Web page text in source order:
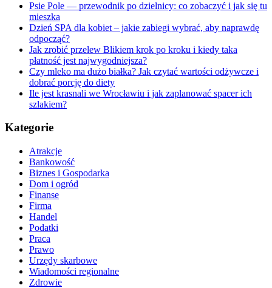
Psie Pole — przewodnik po dzielnicy: co zobaczyć i jak się tu
mieszka
Dzień SPA dla kobiet – jakie zabiegi wybrać, aby naprawdę
odpocząć?
Jak zrobić przelew Blikiem krok po kroku i kiedy taka
płatność jest najwygodniejsza?
Czy mleko ma dużo białka? Jak czytać wartości odżywcze i
dobrać porcję do diety
Ile jest krasnali we Wrocławiu i jak zaplanować spacer ich
szlakiem?
Kategorie
Atrakcje
Bankowość
Biznes i Gospodarka
Dom i ogród
Finanse
Firma
Handel
Podatki
Praca
Prawo
Urzędy skarbowe
Wiadomości regionalne
Zdrowie